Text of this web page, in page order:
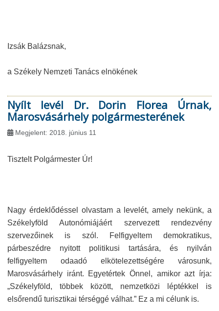
Izsák Balázsnak,
a Székely Nemzeti Tanács elnökének
Nyílt levél Dr. Dorin Florea Úrnak,
Marosvásárhely polgármesterének
Megjelent: 2018. június 11
Tisztelt Polgármester Úr!
Nagy érdeklődéssel olvastam a levelét, amely nekünk, a
Székelyföld Autonómiájáért szervezett rendezvény
szervezőinek is szól. Felfigyeltem demokratikus,
párbeszédre nyitott politikusi tartására, és nyilván
felfigyeltem odaadó elkötelezettségére városunk,
Marosvásárhely iránt. Egyetértek Önnel, amikor azt írja:
„Székelyföld, többek között, nemzetközi léptékkel is
elsőrendű turisztikai térséggé válhat.” Ez a mi célunk is.